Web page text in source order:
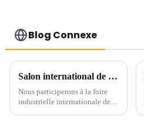
Blog Connexe
Salon international de l'industrie de Chine du Sud
Nous participerons à la foire
industrielle internationale de